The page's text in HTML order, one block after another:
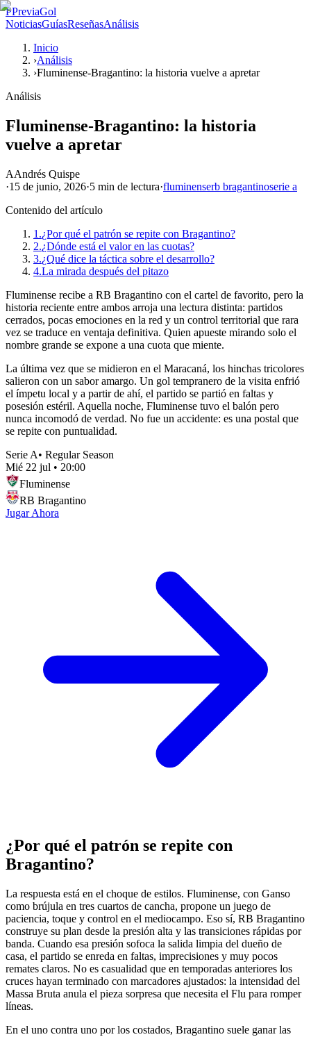
PPreviaGol
NoticiasGuíasReseñasAnálisis
Inicio
›Análisis
›Fluminense-Bragantino: la historia vuelve a apretar
Análisis
Fluminense-Bragantino: la historia
vuelve a apretar
AAndrés Quispe
·15 de junio, 2026·5 min de lectura·fluminenserb bragantinoserie a
Contenido del artículo
1.¿Por qué el patrón se repite con Bragantino?
2.¿Dónde está el valor en las cuotas?
3.¿Qué dice la táctica sobre el desarrollo?
4.La mirada después del pitazo
Fluminense recibe a RB Bragantino con el cartel de favorito, pero la
historia reciente entre ambos arroja una lectura distinta: partidos
cerrados, pocas emociones en la red y un control territorial que rara
vez se traduce en ventaja definitiva. Quien apueste mirando solo el
nombre grande se expone a una cuota que miente.
La última vez que se midieron en el Maracaná, los hinchas tricolores
salieron con un sabor amargo. Un gol tempranero de la visita enfrió
el ímpetu local y a partir de ahí, el partido se partió en faltas y
posesión estéril. Aquella noche, Fluminense tuvo el balón pero
nunca incomodó de verdad. No fue un accidente: es una postal que
se repite con puntualidad.
Serie A• Regular Season
Mié 22 jul • 20:00
Fluminense
RB Bragantino
Jugar Ahora
¿Por qué el patrón se repite con
Bragantino?
La respuesta está en el choque de estilos. Fluminense, con Ganso
como brújula en tres cuartos de cancha, propone un juego de
paciencia, toque y control en el mediocampo. Eso sí, RB Bragantino
construye su plan desde la presión alta y las transiciones rápidas por
banda. Cuando esa presión sofoca la salida limpia del dueño de
casa, el partido se enreda en faltas, imprecisiones y muy pocos
remates claros. No es casualidad que en temporadas anteriores los
cruces hayan terminado con marcadores ajustados: la intensidad del
Massa Bruta anula el pieza sorpresa que necesita el Flu para romper
líneas.
En el uno contra uno por los costados, Bragantino suele ganar las